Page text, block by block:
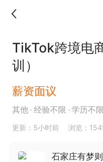
TikTok跨境电
训）
薪资面议
其他 经验不限 学历不限
更新：5小时前 浏览：